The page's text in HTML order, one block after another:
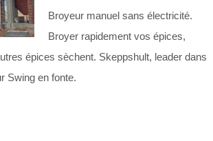
Broyeur manuel sans électricité.
Broyer rapidement vos épices,
épices sèchent. Skeppshult, leader dans
Swing en fonte.